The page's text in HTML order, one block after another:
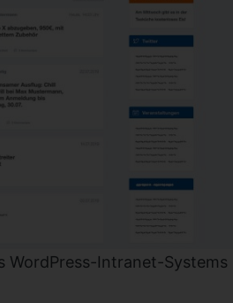
WordPress-Intranet-Systems